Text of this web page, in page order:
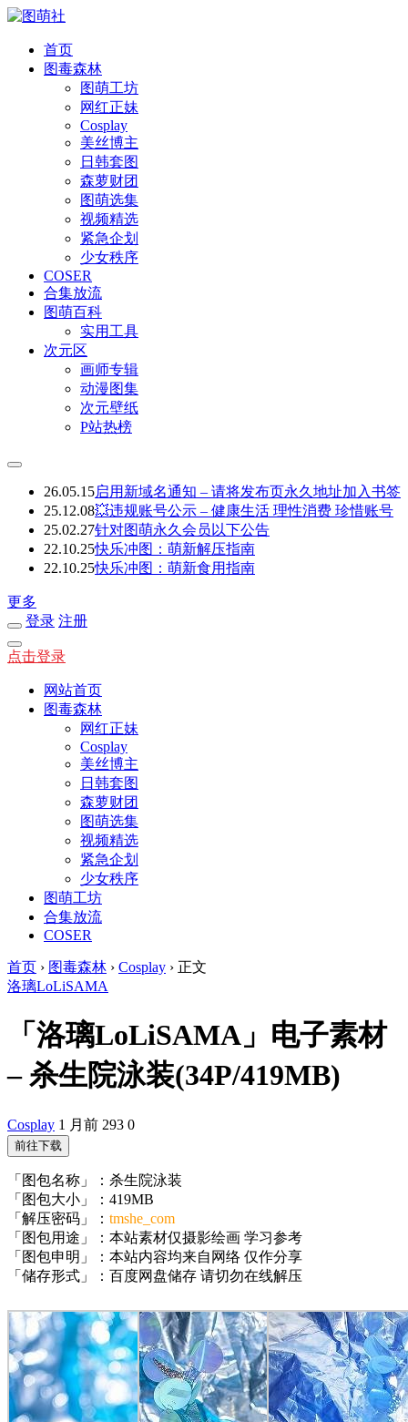
首页
图毒森林
图萌工坊
网红正妹
Cosplay
美丝博主
日韩套图
森萝财团
图萌选集
视频精选
紧急企划
少女秩序
COSER
合集放流
图萌百科
实用工具
次元区
画师专辑
动漫图集
次元壁纸
P站热榜
26.05.15启用新域名通知 – 请将发布页永久地址加入书签
25.12.08💥违规账号公示 – 健康生活 理性消费 珍惜账号
25.02.27针对图萌永久会员以下公告
22.10.25快乐冲图：萌新解压指南
22.10.25快乐冲图：萌新食用指南
更多
登录 注册
点击登录
网站首页
图毒森林
网红正妹
Cosplay
美丝博主
日韩套图
森萝财团
图萌选集
视频精选
紧急企划
少女秩序
图萌工坊
合集放流
COSER
首页 › 图毒森林 › Cosplay › 正文
洛璃LoLiSAMA
「洛璃LoLiSAMA」电子素材
– 杀生院泳装(34P/419MB)
Cosplay 1 月前 293 0
前往下载
「图包名称」：杀生院泳装
「图包大小」：419MB
「解压密码」： tmshe_com
「图包用途」：本站素材仅摄影绘画 学习参考
「图包申明」：本站内容均来自网络 仅作分享
「储存形式」：百度网盘储存 请切勿在线解压